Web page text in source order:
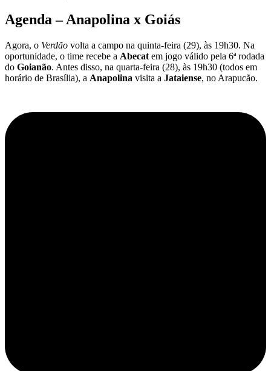
Agenda – Anapolina x Goiás
Agora, o Verdão volta a campo na quinta-feira (29), às 19h30. Na
oportunidade, o time recebe a Abecat em jogo válido pela 6ª rodada
do Goianão. Antes disso, na quarta-feira (28), às 19h30 (todos em
horário de Brasília), a Anapolina visita a Jataiense, no Arapucão.